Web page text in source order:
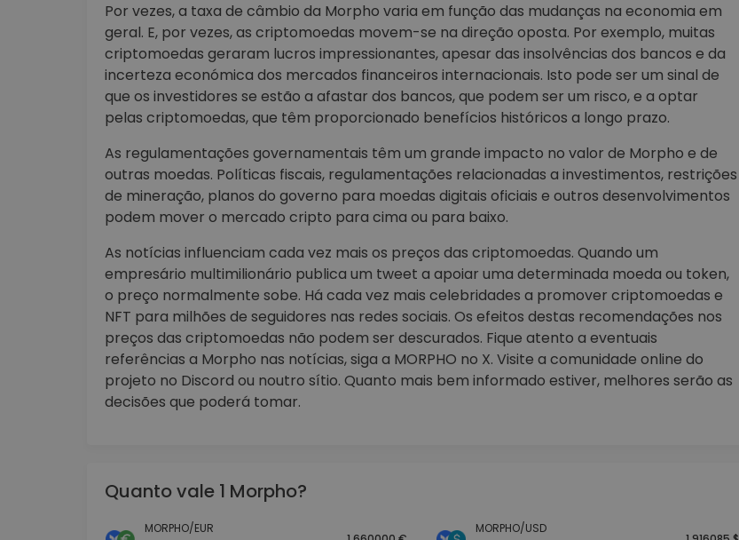
Por vezes, a taxa de câmbio da Morpho varia em função das mudanças na economia em
geral. E, por vezes, as criptomoedas movem-se na direção oposta. Por exemplo, muitas
criptomoedas geraram lucros impressionantes, apesar das insolvências dos bancos e da
incerteza económica dos mercados financeiros internacionais. Isto pode ser um sinal de
que os investidores se estão a afastar dos bancos, que podem ser um risco, e a optar
pelas criptomoedas, que têm proporcionado benefícios históricos a longo prazo.
As regulamentações governamentais têm um grande impacto no valor de Morpho e de
outras moedas. Políticas fiscais, regulamentações relacionadas a investimentos, restrições
de mineração, planos do governo para moedas digitais oficiais e outros desenvolvimentos
podem mover o mercado cripto para cima ou para baixo.
As notícias influenciam cada vez mais os preços das criptomoedas. Quando um
empresário multimilionário publica um tweet a apoiar uma determinada moeda ou token,
o preço normalmente sobe. Há cada vez mais celebridades a promover criptomoedas e
NFT para milhões de seguidores nas redes sociais. Os efeitos destas recomendações nos
preços das criptomoedas não podem ser descurados. Fique atento a eventuais
referências a Morpho nas notícias, siga a MORPHO no X. Visite a comunidade online do
projeto no Discord ou noutro sítio. Quanto mais bem informado estiver, melhores serão as
decisões que poderá tomar.
Quanto vale 1 Morpho?
MORPHO/EUR MORPHO/USD